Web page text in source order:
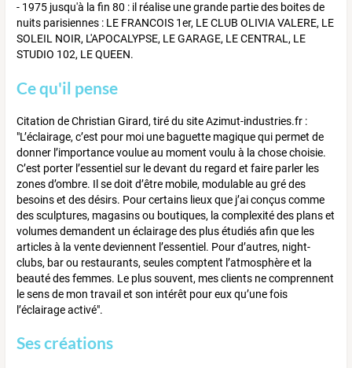
- 1975 jusqu'à la fin 80 : il réalise une grande partie des boites de
nuits parisiennes : LE FRANCOIS 1er, LE CLUB OLIVIA VALERE, LE
SOLEIL NOIR, L'APOCALYPSE, LE GARAGE, LE CENTRAL, LE
STUDIO 102, LE QUEEN.
Ce qu'il pense
Citation de Christian Girard, tiré du site Azimut-industries.fr :
"L’éclairage, c’est pour moi une baguette magique qui permet de
donner l’importance voulue au moment voulu à la chose choisie.
C’est porter l’essentiel sur le devant du regard et faire parler les
zones d’ombre. Il se doit d’être mobile, modulable au gré des
besoins et des désirs. Pour certains lieux que j’ai conçus comme
des sculptures, magasins ou boutiques, la complexité des plans et
volumes demandent un éclairage des plus étudiés afin que les
articles à la vente deviennent l’essentiel. Pour d’autres, night-
clubs, bar ou restaurants, seules comptent l’atmosphère et la
beauté des femmes. Le plus souvent, mes clients ne comprennent
le sens de mon travail et son intérêt pour eux qu’une fois
l’éclairage activé".
Ses créations